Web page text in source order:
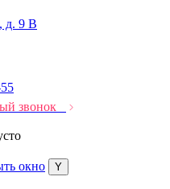
д. 9 В
звонок
окно